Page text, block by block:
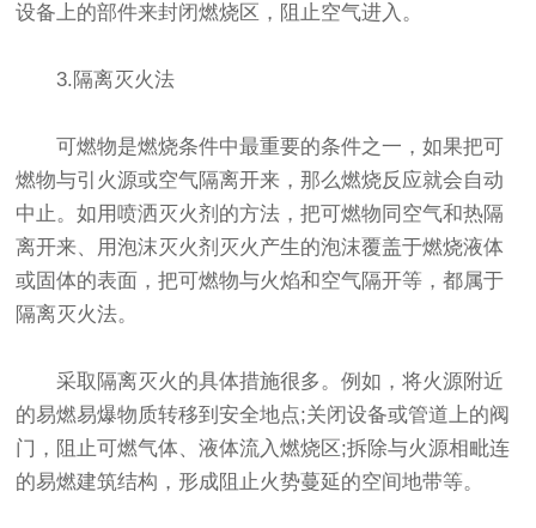
设备上的部件来封闭燃烧区，阻止空气进入。
3.隔离灭火法
可燃物是燃烧条件中最重要的条件之一，如果把可
燃物与引火源或空气隔离开来，那么燃烧反应就会自动
中止。如用喷洒灭火剂的方法，把可燃物同空气和热隔
离开来、用泡沫灭火剂灭火产生的泡沫覆盖于燃烧液体
或固体的表面，把可燃物与火焰和空气隔开等，都属于
隔离灭火法。
采取隔离灭火的具体措施很多。例如，将火源附近
的易燃易爆物质转移到安全地点;关闭设备或管道上的阀
门，阻止可燃气体、液体流入燃烧区;拆除与火源相毗连
的易燃建筑结构，形成阻止火势蔓延的空间地带等。